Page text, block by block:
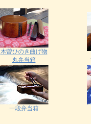
木曽ひのき曲げ物
丸弁当箱
一段弁当箱